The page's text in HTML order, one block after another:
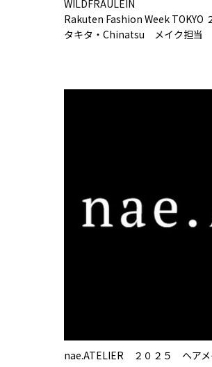
WILDFRAULEIN
Rakuten Fashion Week TOKYO
タキタ・Chinatsu メイク担当
nae.ATELIER ２０２５ ヘアメ